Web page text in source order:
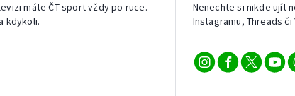
máte ČT sport vždy po ruce.
kdykoli.
Nenechte si nikde ujít
Instagramu, Threads